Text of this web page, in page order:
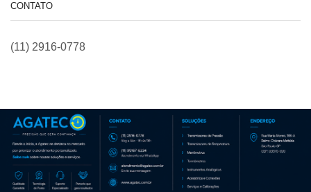
CONTATO
(11) 2916-0778